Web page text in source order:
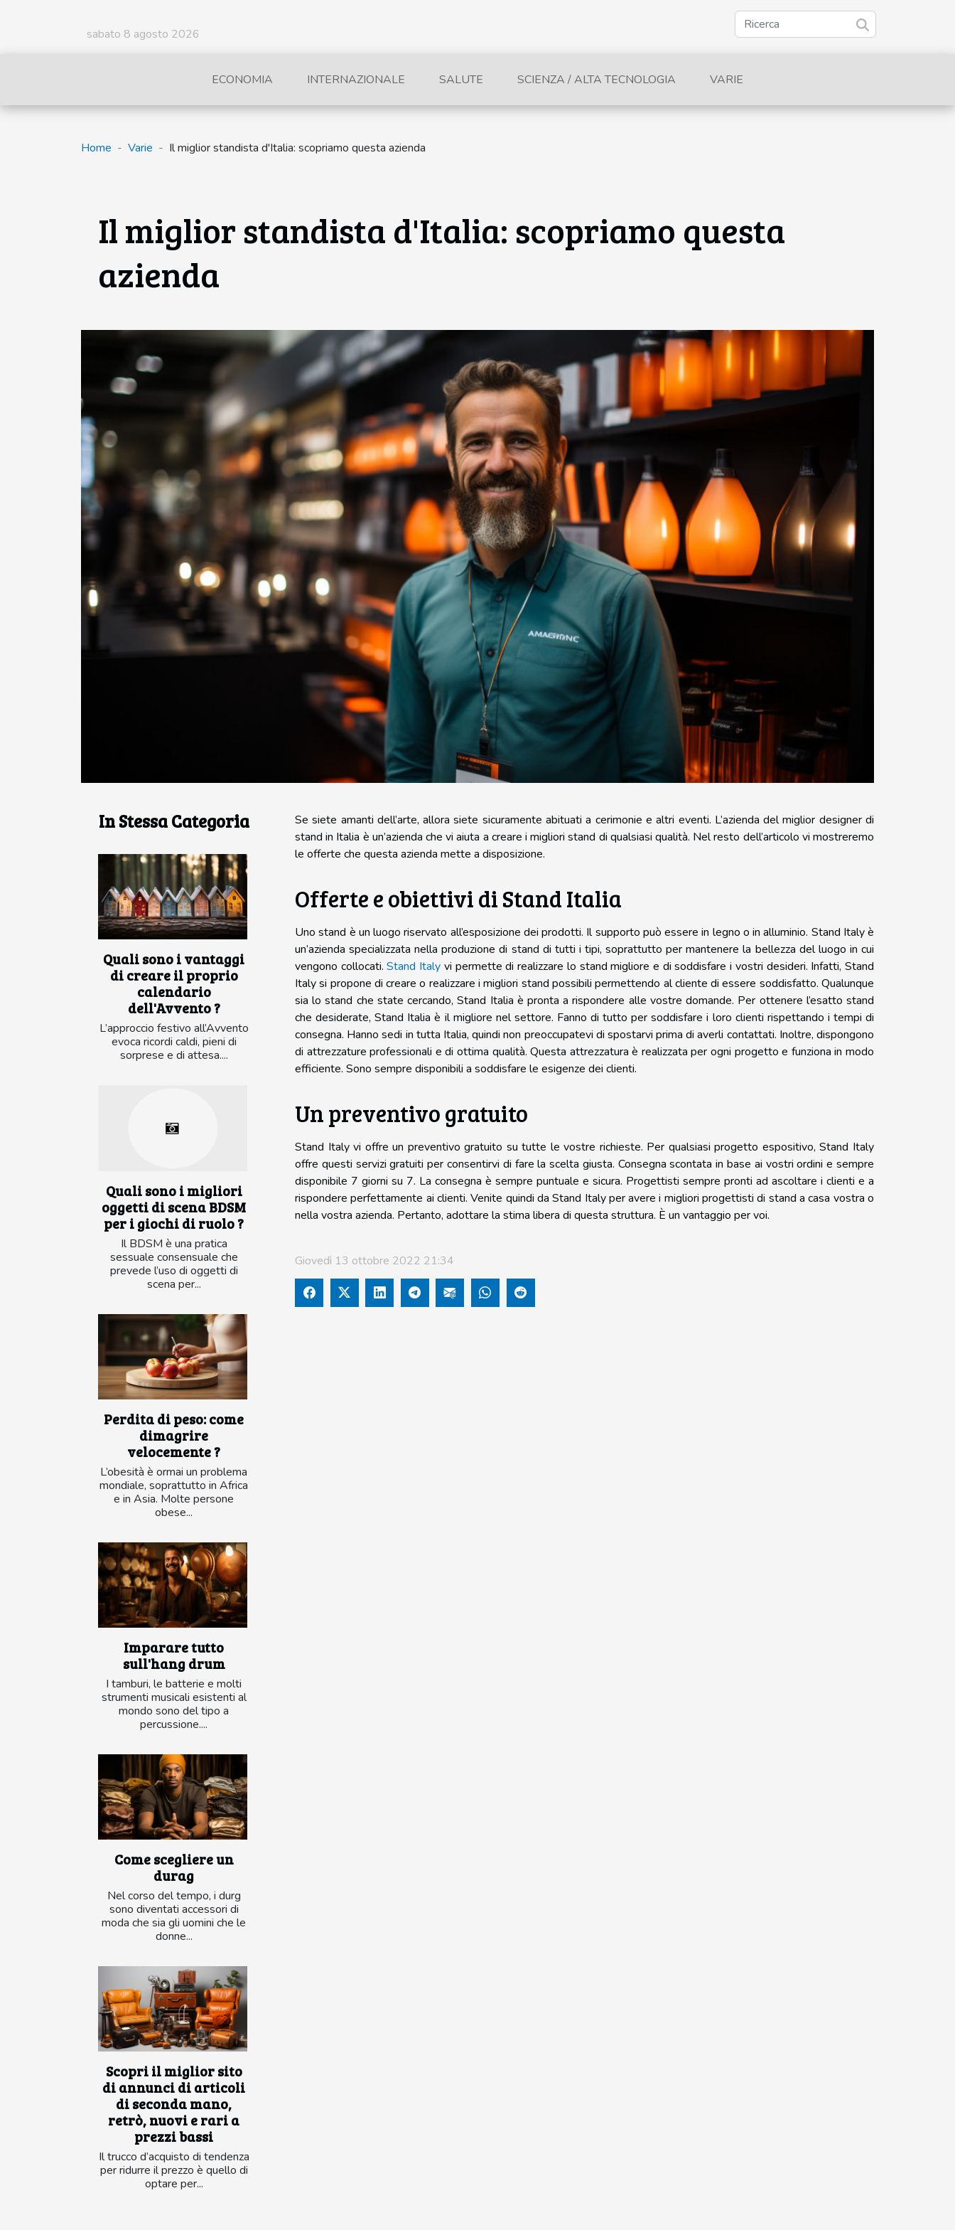
sabato 8 agosto 2026
ECONOMIA INTERNAZIONALE SALUTE SCIENZA / ALTA TECNOLOGIA VARIE
Home Varie Il miglior standista d'Italia: scopriamo questa azienda
Il miglior standista d'Italia: scopriamo questa
azienda
In Stessa Categoria
Quali sono i vantaggi
di creare il proprio
calendario
dell'Avvento ?
L’approccio festivo all’Avvento
evoca ricordi caldi, pieni di
sorprese e di attesa....
Quali sono i migliori
oggetti di scena BDSM
per i giochi di ruolo ?
Il BDSM è una pratica
sessuale consensuale che
prevede l’uso di oggetti di
scena per...
Perdita di peso: come
dimagrire
velocemente ?
L’obesità è ormai un problema
mondiale, soprattutto in Africa
e in Asia. Molte persone
obese...
Imparare tutto
sull'hang drum
I tamburi, le batterie e molti
strumenti musicali esistenti al
mondo sono del tipo a
percussione....
Come scegliere un
durag
Nel corso del tempo, i durg
sono diventati accessori di
moda che sia gli uomini che le
donne...
Scopri il miglior sito
di annunci di articoli
di seconda mano,
retrò, nuovi e rari a
prezzi bassi
Il trucco d’acquisto di tendenza
per ridurre il prezzo è quello di
optare per...
Se siete amanti dell’arte, allora siete sicuramente abituati a cerimonie e altri eventi. L’azienda del miglior designer di
stand in Italia è un’azienda che vi aiuta a creare i migliori stand di qualsiasi qualità. Nel resto dell’articolo vi mostreremo
le offerte che questa azienda mette a disposizione.
Offerte e obiettivi di Stand Italia
Uno stand è un luogo riservato all’esposizione dei prodotti. Il supporto può essere in legno o in alluminio. Stand Italy è
un’azienda specializzata nella produzione di stand di tutti i tipi, soprattutto per mantenere la bellezza del luogo in cui
vengono collocati.Stand Italy vi permette di realizzare lo stand migliore e di soddisfare i vostri desideri. Infatti, Stand
Italy si propone di creare o realizzare i migliori stand possibili permettendo al cliente di essere soddisfatto. Qualunque
sia lo stand che state cercando, Stand Italia è pronta a rispondere alle vostre domande. Per ottenere l’esatto stand
che desiderate, Stand Italia è il migliore nel settore. Fanno di tutto per soddisfare i loro clienti rispettando i tempi di
consegna. Hanno sedi in tutta Italia, quindi non preoccupatevi di spostarvi prima di averli contattati. Inoltre, dispongono
di attrezzature professionali e di ottima qualità. Questa attrezzatura è realizzata per ogni progetto e funziona in modo
efficiente. Sono sempre disponibili a soddisfare le esigenze dei clienti.
Un preventivo gratuito
Stand Italy vi offre un preventivo gratuito su tutte le vostre richieste. Per qualsiasi progetto espositivo, Stand Italy
offre questi servizi gratuiti per consentirvi di fare la scelta giusta. Consegna scontata in base ai vostri ordini e sempre
disponibile 7 giorni su 7. La consegna è sempre puntuale e sicura. Progettisti sempre pronti ad ascoltare i clienti e a
rispondere perfettamente ai clienti. Venite quindi da Stand Italy per avere i migliori progettisti di stand a casa vostra o
nella vostra azienda. Pertanto, adottare la stima libera di questa struttura. È un vantaggio per voi.
Giovedì 13 ottobre 2022 21:34